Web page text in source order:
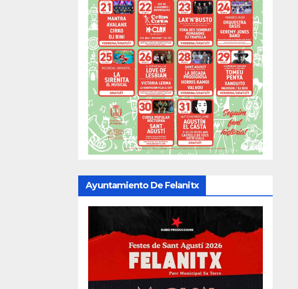
Ayuntamiento De Felanitx